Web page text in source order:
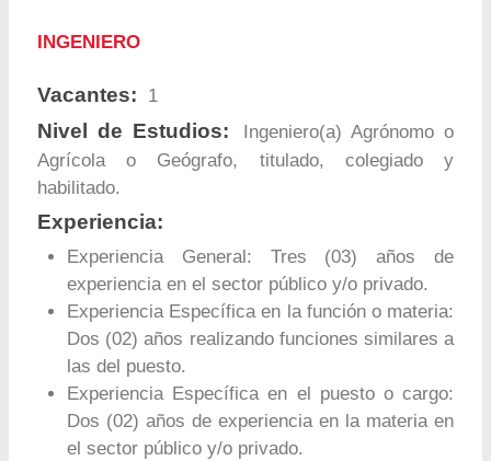
INGENIERO
Vacantes: 1
Nivel de Estudios:
Ingeniero(a) Agrónomo o
Agrícola o Geógrafo, titulado, colegiado y
habilitado.
Experiencia:
Experiencia General: Tres (03) años de
experiencia en el sector público y/o privado.
Experiencia Específica en la función o materia:
Dos (02) años realizando funciones similares a
las del puesto.
Experiencia Específica en el puesto o cargo:
Dos (02) años de experiencia en la materia en
el sector público y/o privado.